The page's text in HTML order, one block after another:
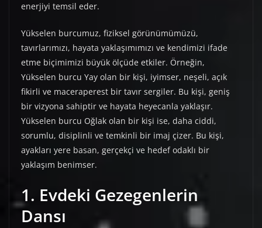
enerjiyi temsil eder.
Yükselen burcumuz, fiziksel görünümümüzü,
tavırlarımızı, hayata yaklaşımımızı ve kendimizi ifade
etme biçimimizi büyük ölçüde etkiler. Örneğin,
Yükselen burcu Yay olan bir kişi, iyimser, neşeli, açık
fikirli ve maceraperest bir tavır sergiler. Bu kişi, geniş
bir vizyona sahiptir ve hayata heyecanla yaklaşır.
Yükselen burcu Oğlak olan bir kişi ise, daha ciddi,
sorumlu, disiplinli ve temkinli bir imaj çizer. Bu kişi,
ayakları yere basan, gerçekçi ve hedef odaklı bir
yaklaşım benimser.
1. Evdeki Gezegenlerin
Dansı